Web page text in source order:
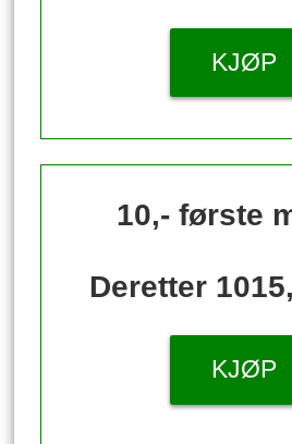
KJØP
10,- første
Deretter
KJØP